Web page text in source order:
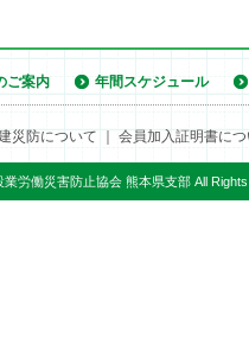
ご案内 年間スケジュール
災防について ｜会員加入証明書につ
労働災害防止協会 熊本県支部 All